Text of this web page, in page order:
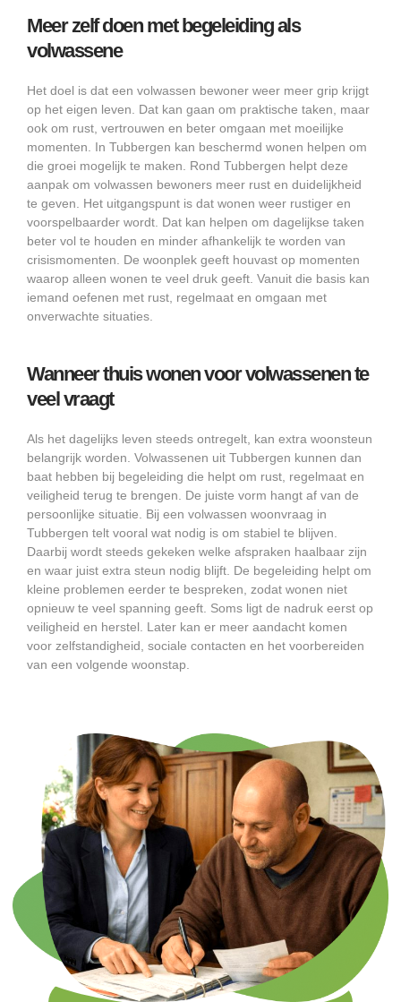
Meer zelf doen met begeleiding als
volwassene
Het doel is dat een volwassen bewoner weer meer grip krijgt
op het eigen leven. Dat kan gaan om praktische taken, maar
ook om rust, vertrouwen en beter omgaan met moeilijke
momenten. In Tubbergen kan beschermd wonen helpen om
die groei mogelijk te maken. Rond Tubbergen helpt deze
aanpak om volwassen bewoners meer rust en duidelijkheid
te geven. Het uitgangspunt is dat wonen weer rustiger en
voorspelbaarder wordt. Dat kan helpen om dagelijkse taken
beter vol te houden en minder afhankelijk te worden van
crisismomenten. De woonplek geeft houvast op momenten
waarop alleen wonen te veel druk geeft. Vanuit die basis kan
iemand oefenen met rust, regelmaat en omgaan met
onverwachte situaties.
Wanneer thuis wonen voor volwassenen te
veel vraagt
Als het dagelijks leven steeds ontregelt, kan extra woonsteun
belangrijk worden. Volwassenen uit Tubbergen kunnen dan
baat hebben bij begeleiding die helpt om rust, regelmaat en
veiligheid terug te brengen. De juiste vorm hangt af van de
persoonlijke situatie. Bij een volwassen woonvraag in
Tubbergen telt vooral wat nodig is om stabiel te blijven.
Daarbij wordt steeds gekeken welke afspraken haalbaar zijn
en waar juist extra steun nodig blijft. De begeleiding helpt om
kleine problemen eerder te bespreken, zodat wonen niet
opnieuw te veel spanning geeft. Soms ligt de nadruk eerst op
veiligheid en herstel. Later kan er meer aandacht komen
voor zelfstandigheid, sociale contacten en het voorbereiden
van een volgende woonstap.